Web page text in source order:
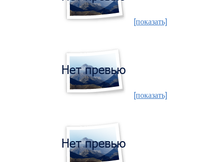
[показать]
[показать]